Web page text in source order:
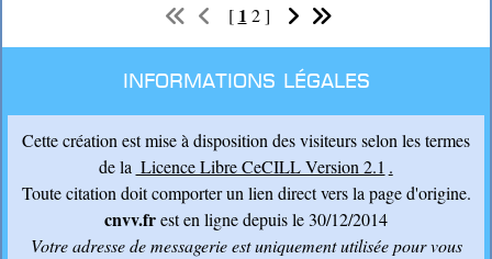
[ 1 2]
Informations légales
Cette création est mise à disposition des visiteurs selon les termes
de la Licence Libre CeCILL Version 2.1 .
Toute citation doit comporter un lien direct vers la page d'origine.
cnvv.frest en ligne depuis le 30/12/2014
Votre adresse de messagerie est uniquement utilisée pour vous